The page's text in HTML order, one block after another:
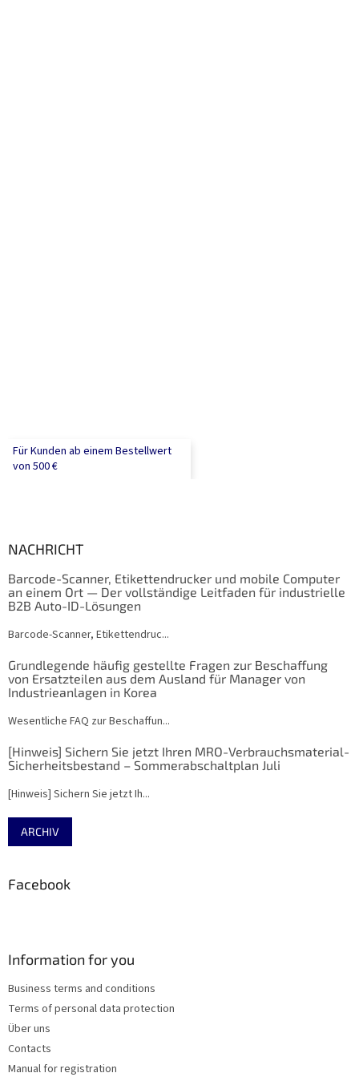
Für Kunden ab einem Bestellwert
von 500 €
NACHRICHT
Barcode-Scanner, Etikettendrucker und mobile Computer
an einem Ort — Der vollständige Leitfaden für industrielle
B2B Auto-ID-Lösungen
Barcode-Scanner, Etikettendruc...
Grundlegende häufig gestellte Fragen zur Beschaffung
von Ersatzteilen aus dem Ausland für Manager von
Industrieanlagen in Korea
Wesentliche FAQ zur Beschaffun...
[Hinweis] Sichern Sie jetzt Ihren MRO-Verbrauchsmaterial-
Sicherheitsbestand – Sommerabschaltplan Juli
[Hinweis] Sichern Sie jetzt Ih...
ARCHIV
Facebook
Information for you
Business terms and conditions
Terms of personal data protection
Über uns
Contacts
Manual for registration